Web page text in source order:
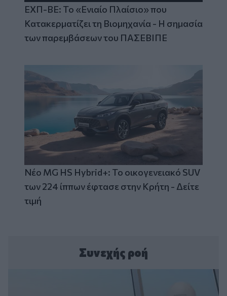
ΕΧΠ-ΒΕ: Το «Ενιαίο Πλαίσιο» που
Κατακερματίζει τη Βιομηχανία - Η σημασία
των παρεμβάσεων του ΠΑΣΕΒΙΠΕ
Νέο MG HS Hybrid+: Το οικογενειακό SUV
των 224 ίππων έφτασε στην Κρήτη - Δείτε
τιμή
Συνεχής ροή